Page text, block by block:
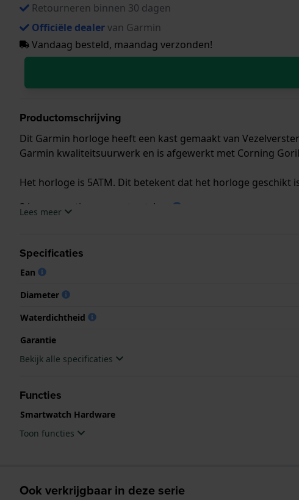
Retourneren binnen 30 dagen
Officiële dealervan Garmin
Vandaag besteld, maandag verzonden!
Productomschrijving
Dit Garmin horloge heeft een kast gemaakt van
Garmin kwaliteitsuurwerk en is afgewerkt met Corning
Het horloge is 5ATM. Dit betekent dat het horloge
2 jaar garantie op smartwatches
.
Lees meer
Specificaties
Ean
Diameter
Waterdichtheid
Garantie
Bekijk alle specificaties
Functies
Smartwatch Hardware
Toon functies
Ook verkrijgbaar in deze serie